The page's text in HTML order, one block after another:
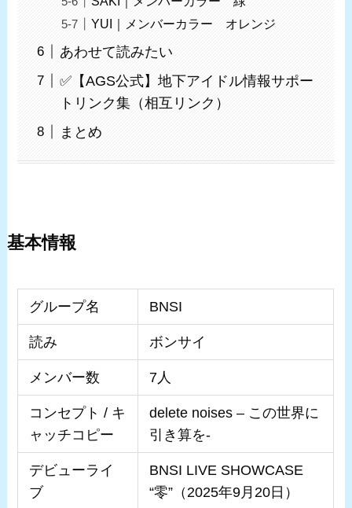
YUI｜メンバーカラー オレンジ
あわせて読みたい
✅【AGS公式】地下アイドル情報サポー
トリンク集（相互リンク）
まとめ
基本情報
グループ名 BNSI
読み ボンサイ
メンバー数 7人
コンセプト / キ
ャッチコピー
delete noises – この世界に
引き算を-
デビューライ
ブ
BNSI LIVE SHOWCASE
“零”（2025年9月20日）